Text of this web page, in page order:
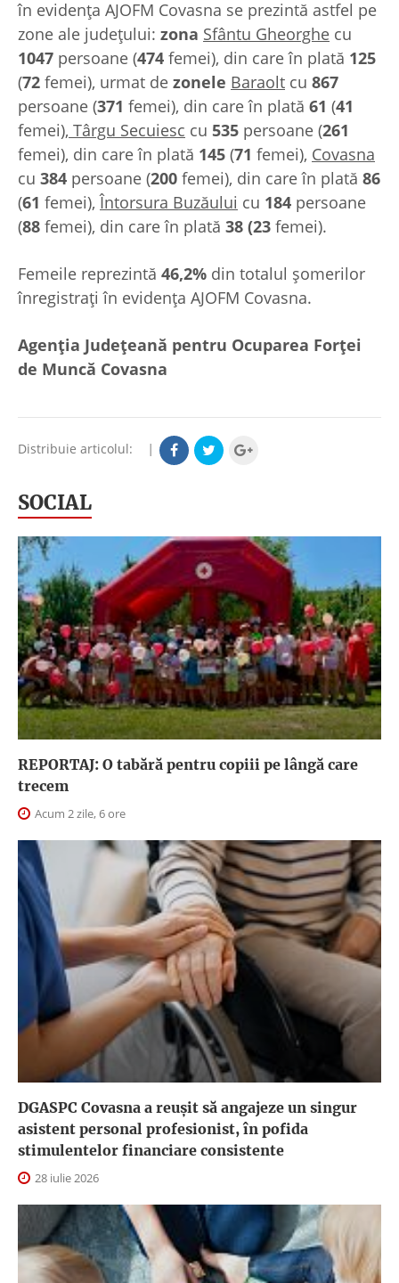
în evidenţa AJOFM Covasna se prezintă astfel pe
zone ale judeţului: zona Sfântu Gheorghe cu
1047 persoane (474 femei), din care în plată 125
(72 femei), urmat de zonele Baraolt cu 867
persoane (371 femei), din care în plată 61 (41
femei), Târgu Secuiesc cu 535 persoane (261
femei), din care în plată 145 (71 femei), Covasna
cu 384 persoane (200 femei), din care în plată 86
(61 femei),Întorsura Buzăului cu 184 persoane
(88 femei), din care în plată 38 (23 femei).
Femeile reprezintă 46,2% din totalul şomerilor
înregistraţi în evidenţa AJOFM Covasna.
Agenția Județeană pentru Ocuparea Forței
de Muncă Covasna
Distribuie articolul: |
SOCIAL
REPORTAJ: O tabără pentru copiii pe lângă care
trecem
Acum 2 zile, 6 ore
DGASPC Covasna a reuşit să angajeze un singur
asistent personal profesionist, în pofida
stimulentelor financiare consistente
28 iulie 2026